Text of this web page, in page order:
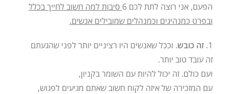
הפעם, אני רוצה לתת לכם 6
סיבות למה חשוב לחייך בכלל
ובפרט כמנהיגים וכמנהלים שמובילים אנשים.
1. זה כובש. וככל שאנשים היו רציניים יותר לפני שהגעתם
זה עובד טוב יותר.
ועם כולם. זה יכול להיות עם השומר בקניון,
עם המזכירה של איזה לקוח חשוב שאתם מגיעים לפגוש,